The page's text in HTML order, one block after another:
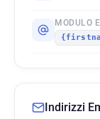
MODULO
Indirizzi